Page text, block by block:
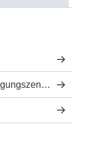
Medizinisches Versorgungszentrum